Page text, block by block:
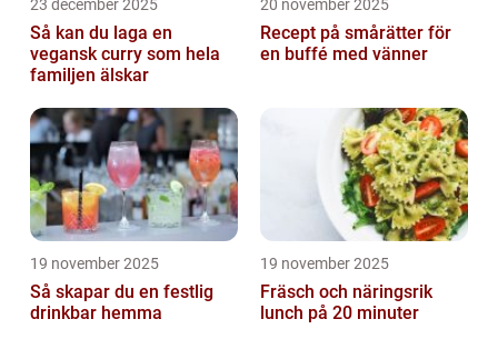
23 december 2025
Så kan du laga en
vegansk curry som hela
familjen älskar
20 november 2025
Recept på smårätter för
en buffé med vänner
19 november 2025
Så skapar du en festlig
drinkbar hemma
19 november 2025
Fräsch och näringsrik
lunch på 20 minuter